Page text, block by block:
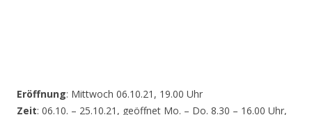
Eröffnung: Mittwoch 06.10.21, 19.00 Uhr
Zeit: 06.10. – 25.10.21, geöffnet Mo. – Do. 8.30 – 16.00 Uhr,